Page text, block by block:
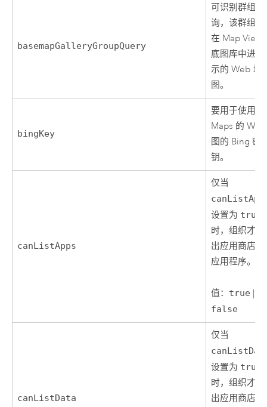
basemapGalleryGroupQuery
可识别群组的
询，该群组包
在 Map
底图库中进行
示的 Web 地
图。
bingKey
要用于使用
Maps 的
图的 Bing 密
钥。
canListApps
仅当
设置为 true
时，组织才能
出应用商店中
应用程序。
值： true
false
canListData
仅当
设置为 true
时，组织才能
出应用商店中